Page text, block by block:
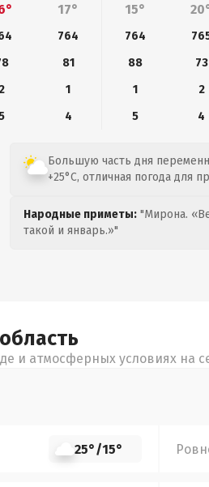
17° 15°
764 764
81 88 73
2
1 1 2
4 5 4
Большую часть дня
+25°C, отличная погода для
Народные приметы: "Мирона.
такой и январь.»"
область
и атмосферных условиях на
25°/15°